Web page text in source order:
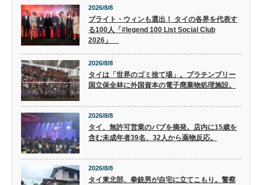
2026/8/8
ブライト・ウィンも選出！ タイの各界を代表す
る100人「#legend 100 List Social Club
2026」
2026/8/8
タイは「世界のゴミ捨て場」。プラチンブリー
国立保全林に外国資本の電子廃棄物処理施設。
2026/8/8
タイ、無許可営業のパブを摘発。店内に15歳を
含む未成年者39名、32人から薬物反応。
2026/8/8
タイ東北部、拳銃男が自宅に立てこもり。警察